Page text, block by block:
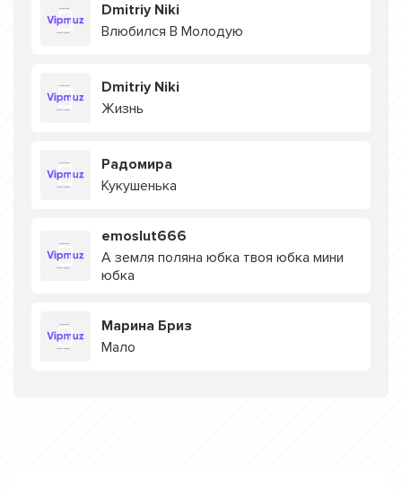
Dmitriy Niki
Влюбился В Молодую
Dmitriy Niki
Жизнь
Радомира
Кукушенька
emoslut666
А земля поляна юбка твоя юбка мини
юбка
Марина Бриз
Мало